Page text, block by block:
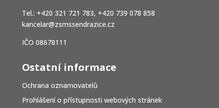
Tel.: +420 321 721 783, +420 739 078 858
kancelar@zsmssendrazice.cz
IČO 08678111
Ostatní informace
Ochrana oznamovatelů
Prohlášení o přístupnosti webových stránek